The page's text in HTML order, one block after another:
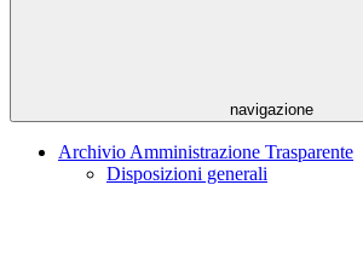
navigazione
Archivio Amministrazione Trasparente
Disposizioni generali